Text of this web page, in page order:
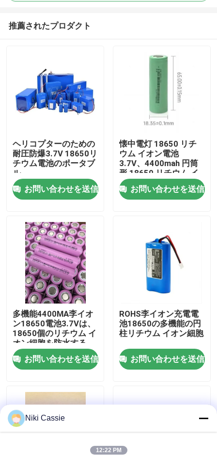
家
ビデオ
私達について
工場旅行
品質管理
接触米国
ニュース
引用を要求しなさい
推薦されたプロダクト
ヘリコプターのための
耐圧防爆3.7V 18650リ
チウム電池のポータブ
ル
お問い合わせを送信
懐中電灯 18650 リチ
ウム イオン電池
3.7V、4400mah 円筒
形 18650 リチウム イ
オン電池
お問い合わせを送信
多機能4400MA李イオ
ン18650電池3.7Vは、
18650個のリチウム イ
オン細胞を防水する
お問い合わせを送信
ROHS李イオン充電電
池18650の多機能の円
柱リチウム イオン細胞
お問い合わせを送信
Niki Cassie
12:22 PM